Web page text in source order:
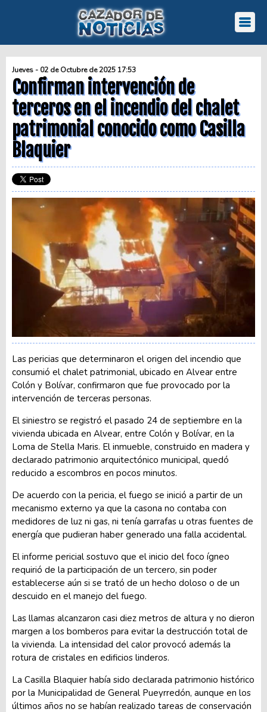
Jueves - 02 de Octubre de 2025 17:53
Confirman intervención de
terceros en el incendio del chalet
patrimonial conocido como Casilla
Blaquier
Las pericias que determinaron el origen del incendio que
consumió el chalet patrimonial, ubicado en Alvear entre
Colón y Bolívar, confirmaron que fue provocado por la
intervención de terceras personas.
El siniestro se registró el pasado 24 de septiembre en la
vivienda ubicada en Alvear, entre Colón y Bolívar, en la
Loma de Stella Maris. El inmueble, construido en madera y
declarado patrimonio arquitectónico municipal, quedó
reducido a escombros en pocos minutos.
De acuerdo con la pericia, el fuego se inició a partir de un
mecanismo externo ya que la casona no contaba con
medidores de luz ni gas, ni tenía garrafas u otras fuentes de
energía que pudieran haber generado una falla accidental.
El informe pericial sostuvo que el inicio del foco ígneo
requirió de la participación de un tercero, sin poder
establecerse aún si se trató de un hecho doloso o de un
descuido en el manejo del fuego.
Las llamas alcanzaron casi diez metros de altura y no dieron
margen a los bomberos para evitar la destrucción total de
la vivienda. La intensidad del calor provocó además la
rotura de cristales en edificios linderos.
La Casilla Blaquier había sido declarada patrimonio histórico
por la Municipalidad de General Pueyrredón, aunque en los
últimos años no se habían realizado tareas de conservación